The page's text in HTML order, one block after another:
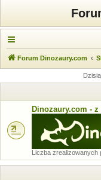
Forum Dinozaury.com
Dinozaury.com -
Liczba zrealizowanych